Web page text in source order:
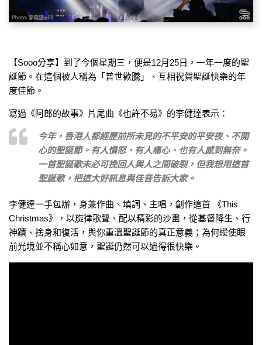
【Sooo分享】到了今個星期三，便是12月25日，一年一度的聖
誕節。在這個被人稱為「普世歡騰」、互相祝賀聖誕快樂的年
度佳節。
寫過《阿郎的故事》片尾曲《也許不易》的李健達表示：
今年，香港人都經歷前所未見的不平安的平安夜、不開
心的聖誕節。有人憤怒、有人痛心、也有人感到無奈。
一首聖誕歌未必可挽回人與人之間破裂，但我想用這首
聖誕歌，把這大好訊息與佳音告訴大家。
李健達一手包辦，身兼作曲、填詞、主唱，創作這首 《This
Christmas》，以旋律歌聲、配以精彩的沙畫，從基督降生、行
神蹟、捨身和復活，與你重溫聖誕節的真正意義；為何縱使眼
前光境並不稱心如意，聖誕仍然可以過得很快樂。